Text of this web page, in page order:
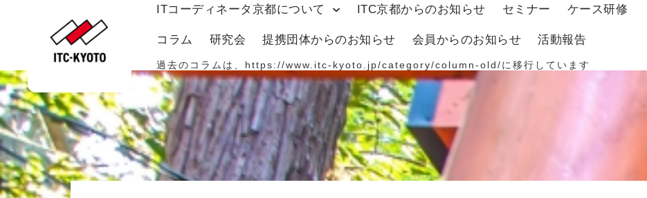
ITコーディネータ京都について ITC京都からのお知らせ セミナー ケース研修
コラム 研究会 提携団体からのお知らせ 会員からのお知らせ 活動報告
過去のコラムは、 https://www.itc-kyoto.jp/category/column-old/ に移行しています